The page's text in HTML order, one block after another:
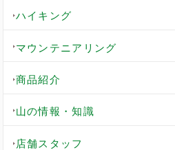
ハイキング
マウンテニアリング
商品紹介
山の情報・知識
店舗スタッフ